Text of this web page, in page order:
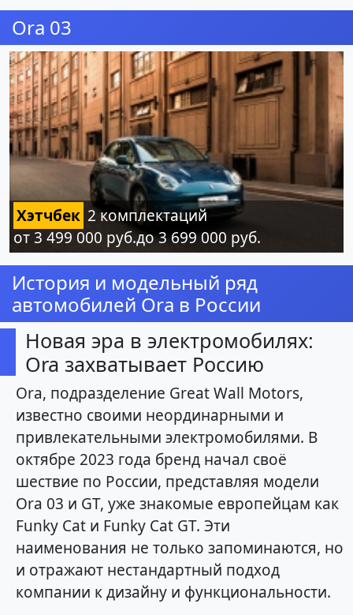
Ora 03
Хэтчбек 2 комплектаций
от 3 499 000 руб.до 3 699 000 руб.
История и модельный ряд
автомобилей Ora в России
Новая эра в электромобилях:
Ora захватывает Россию
Ora, подразделение Great Wall Motors,
известно своими неординарными и
привлекательными электромобилями. В
октябре 2023 года бренд начал своё
шествие по России, представляя модели
Ora 03 и GT, уже знакомые европейцам как
Funky Cat и Funky Cat GT. Эти
наименования не только запоминаются, но
и отражают нестандартный подход
компании к дизайну и функциональности.